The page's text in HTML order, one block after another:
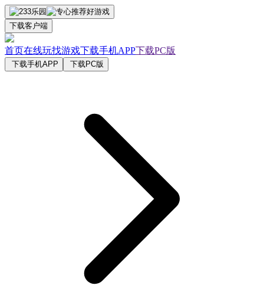
下载客户端
首页在线玩找游戏下载手机APP下载PC版
下载手机APP 下载PC版